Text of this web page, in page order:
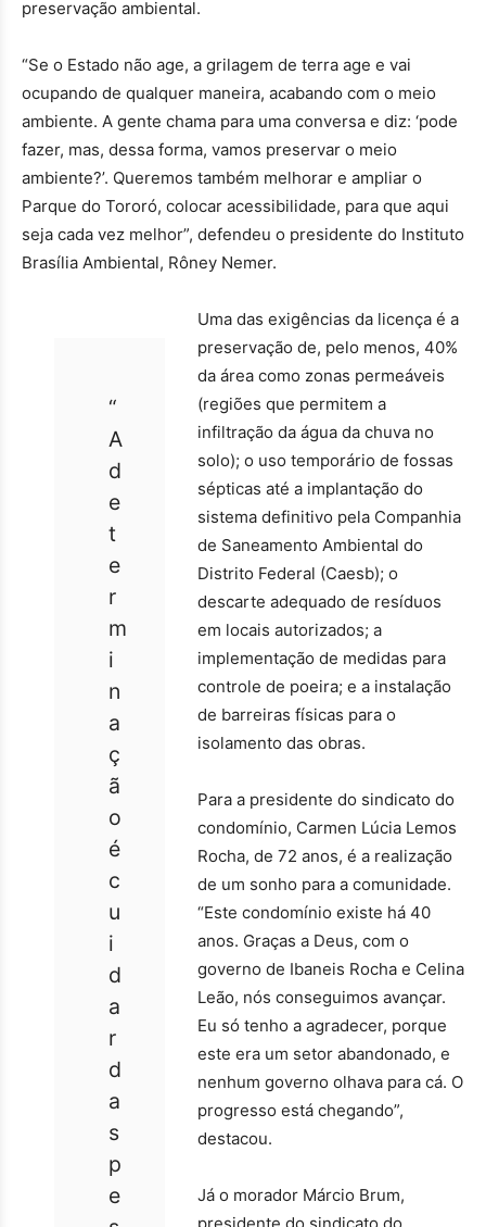
preservação ambiental.
“Se o Estado não age, a grilagem de terra age e vai
ocupando de qualquer maneira, acabando com o meio
ambiente. A gente chama para uma conversa e diz: ‘pode
fazer, mas, dessa forma, vamos preservar o meio
ambiente?’. Queremos também melhorar e ampliar o
Parque do Tororó, colocar acessibilidade, para que aqui
seja cada vez melhor”, defendeu o presidente do Instituto
Brasília Ambiental, Rôney Nemer.
“
A
d
e
t
e
r
m
i
n
a
ç
ã
o
é
c
u
i
d
a
r
d
a
s
p
e
Uma das exigências da licença é a
preservação de, pelo menos, 40%
da área como zonas permeáveis
(regiões que permitem a
infiltração da água da chuva no
solo); o uso temporário de fossas
sépticas até a implantação do
sistema definitivo pela Companhia
de Saneamento Ambiental do
Distrito Federal (Caesb); o
descarte adequado de resíduos
em locais autorizados; a
implementação de medidas para
controle de poeira; e a instalação
de barreiras físicas para o
isolamento das obras.
Para a presidente do sindicato do
condomínio, Carmen Lúcia Lemos
Rocha, de 72 anos, é a realização
de um sonho para a comunidade.
“Este condomínio existe há 40
anos. Graças a Deus, com o
governo de Ibaneis Rocha e Celina
Leão, nós conseguimos avançar.
Eu só tenho a agradecer, porque
este era um setor abandonado, e
nenhum governo olhava para cá. O
progresso está chegando”,
destacou.
Já o morador Márcio Brum,
presidente do sindicato do